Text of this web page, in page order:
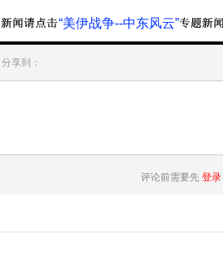
“美伊战争--中东风云”
分享到：
评论前需要先 登录